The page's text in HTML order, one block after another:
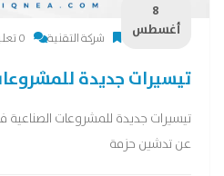
8
أغسطس
شركة التقنية 0 تعليق
تيسيرات جديدة
تيسيرات جديدة للمشروعات الصناعية
عن تدشين حزمة